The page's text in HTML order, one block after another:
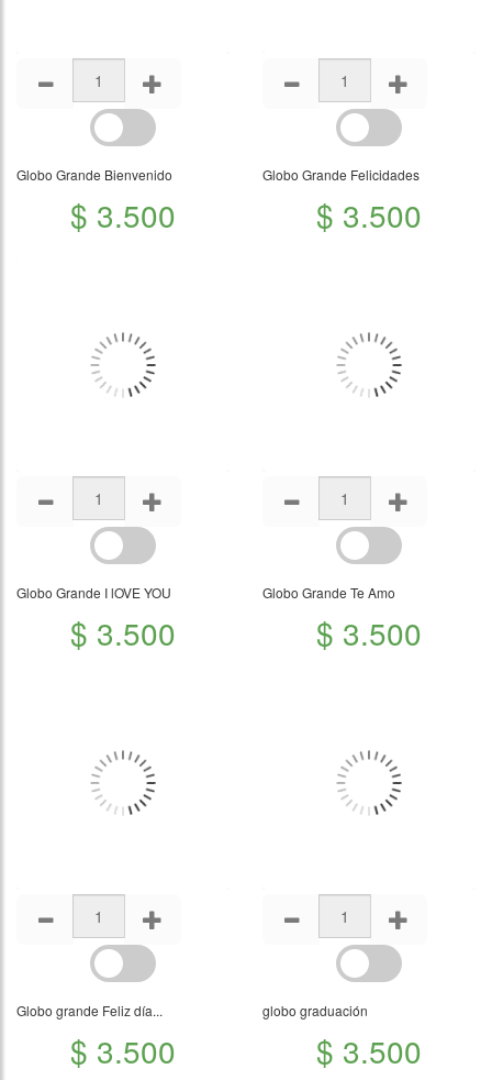
Globo Grande Bienvenido
$ 3.500
Globo Grande Felicidades
$ 3.500
Globo Grande I lOVE YOU
$ 3.500
Globo Grande Te Amo
$ 3.500
Globo grande Feliz día...
$ 3.500
globo graduación
$ 3.500